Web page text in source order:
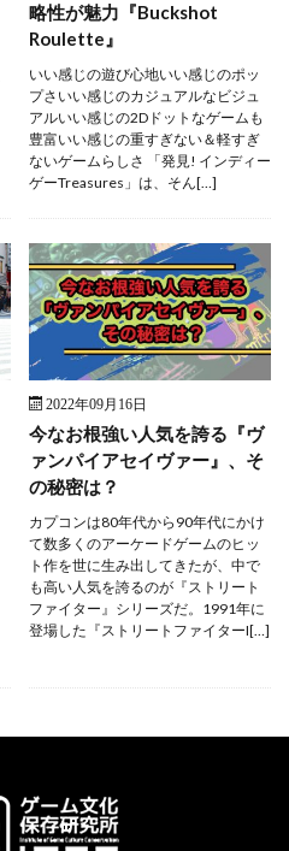
略性が魅力『Buckshot
Roulette』
いい感じの遊び心地いい感じのポッ
プさいい感じのカジュアルなビジュ
アルいい感じの2Dドットなゲームも
豊富いい感じの重すぎない＆軽すぎ
ないゲームらしさ 「発見! インディー
ゲーTreasures」は、そん[…]
2022年09月16日
今なお根強い人気を誇る『ヴ
ァンパイアセイヴァー』、そ
の秘密は？
カプコンは80年代から90年代にかけ
て数多くのアーケードゲームのヒッ
ト作を世に生み出してきたが、中で
も高い人気を誇るのが『ストリート
ファイター』シリーズだ。1991年に
登場した『ストリートファイターI[…]